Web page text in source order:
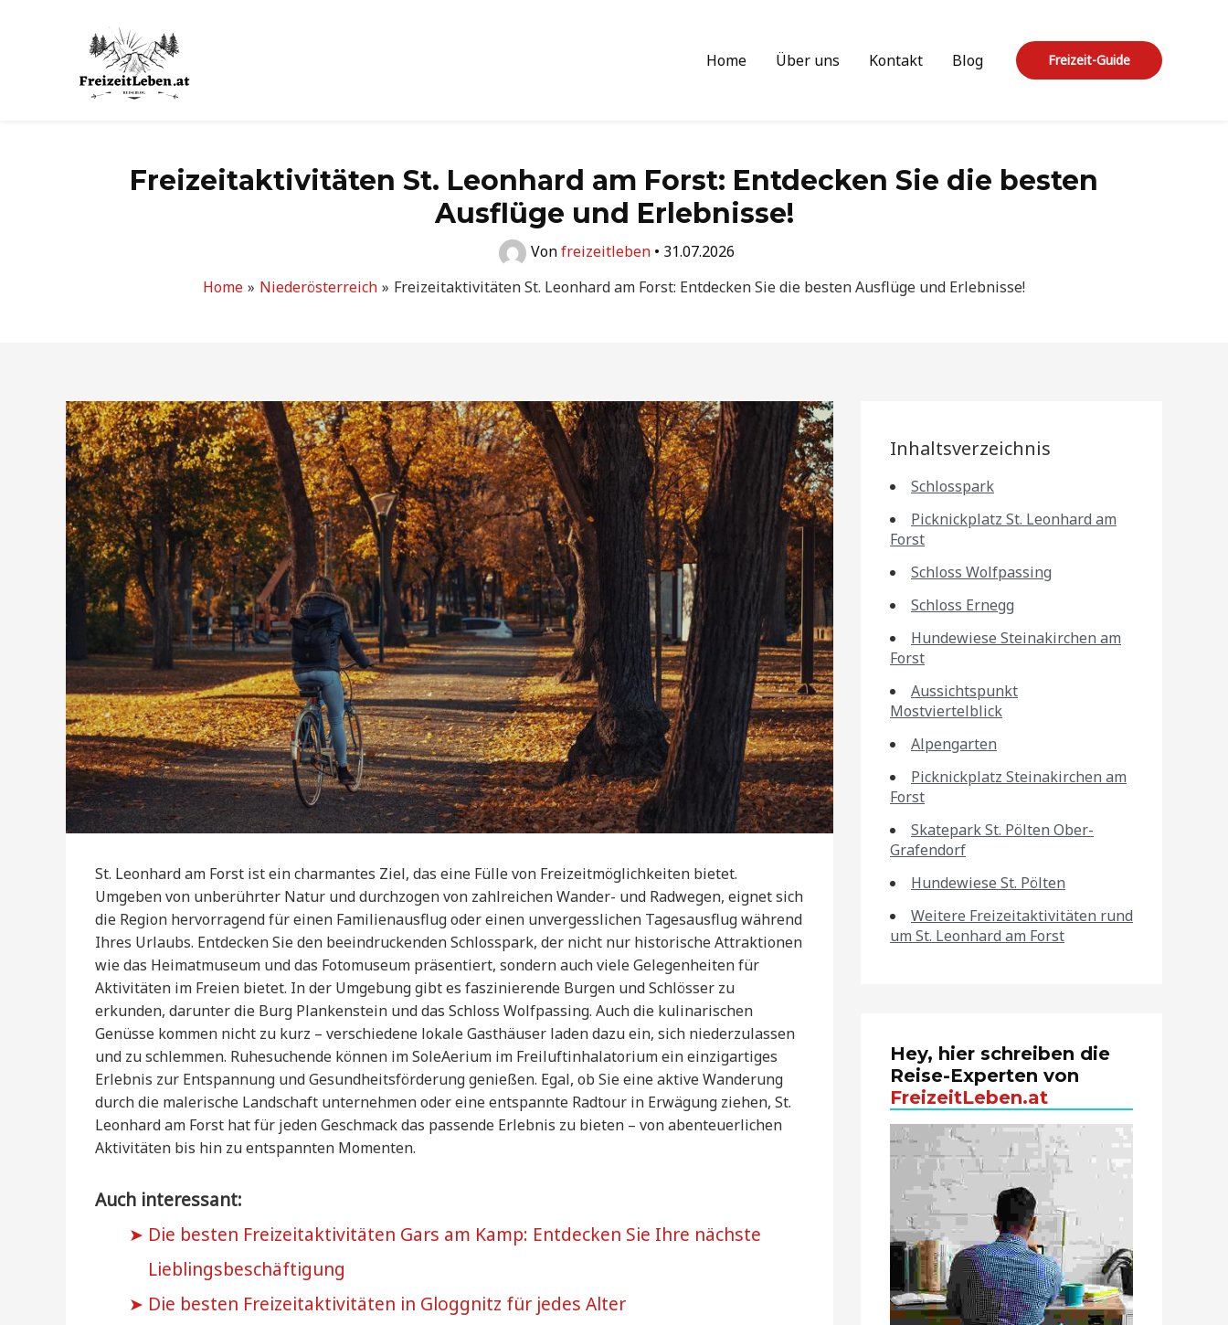
Home Über uns Kontakt Blog Freizeit-Guide
Freizeitaktivitäten St. Leonhard am Forst: Entdecken Sie die besten
Ausflüge und Erlebnisse!
Vonfreizeitleben • 31.07.2026
Home
Niederösterreich Freizeitaktivitäten St. Leonhard am Forst: Entdecken Sie die besten Ausflüge und Erlebnisse!
St. Leonhard am Forst ist ein charmantes Ziel, das eine Fülle von Freizeitmöglichkeiten bietet.
Umgeben von unberührter Natur und durchzogen von zahlreichen Wander- und Radwegen, eignet sich
die Region hervorragend für einen Familienausflug oder einen unvergesslichen Tagesausflug während
Ihres Urlaubs. Entdecken Sie den beeindruckenden Schlosspark, der nicht nur historische Attraktionen
wie das Heimatmuseum und das Fotomuseum präsentiert, sondern auch viele Gelegenheiten für
Aktivitäten im Freien bietet. In der Umgebung gibt es faszinierende Burgen und Schlösser zu
erkunden, darunter die Burg Plankenstein und das Schloss Wolfpassing. Auch die kulinarischen
Genüsse kommen nicht zu kurz – verschiedene lokale Gasthäuser laden dazu ein, sich niederzulassen
und zu schlemmen. Ruhesuchende können im SoleAerium im Freiluftinhalatorium ein einzigartiges
Erlebnis zur Entspannung und Gesundheitsförderung genießen. Egal, ob Sie eine aktive Wanderung
durch die malerische Landschaft unternehmen oder eine entspannte Radtour in Erwägung ziehen, St.
Leonhard am Forst hat für jeden Geschmack das passende Erlebnis zu bieten – von abenteuerlichen
Aktivitäten bis hin zu entspannten Momenten.
Auch interessant:
Die besten Freizeitaktivitäten Gars am Kamp: Entdecken Sie Ihre nächste
Lieblingsbeschäftigung
Die besten Freizeitaktivitäten in Gloggnitz für jedes Alter
Inhaltsverzeichnis
Schlosspark
Picknickplatz St. Leonhard am
Forst
Schloss Wolfpassing
Schloss Ernegg
Hundewiese Steinakirchen am
Forst
Aussichtspunkt
Mostviertelblick
Alpengarten
Picknickplatz Steinakirchen am
Forst
Skatepark St. Pölten Ober-
Grafendorf
Hundewiese St. Pölten
Weitere Freizeitaktivitäten rund
um St. Leonhard am Forst
Hey, hier schreiben die
Reise-Experten von
FreizeitLeben.at